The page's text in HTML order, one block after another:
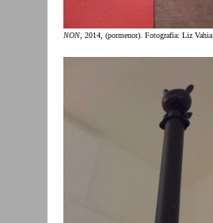
NON , 2014, (pormenor). Fotografia: Liz Vahia